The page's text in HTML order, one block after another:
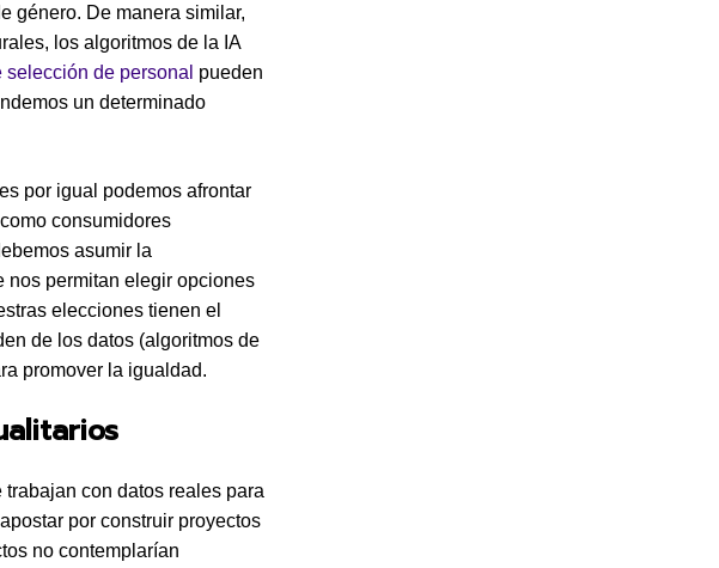
género. De manera similar,
los algoritmos de la IA
selección de personal pueden
un determinado
por igual podemos afrontar
consumidores
asumir la
nos permitan elegir opciones
elecciones tienen el
de los datos (algoritmos de
promover la igualdad.
con datos reales para
por construir proyectos
no contemplarían